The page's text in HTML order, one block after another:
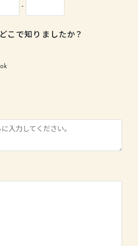
-
こで知りましたか？